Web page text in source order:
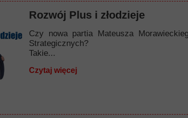
Rozwój Plus i złodzieje
Czy nowa partia Mateusza
Strategicznych?
Takie...
Czytaj więcej